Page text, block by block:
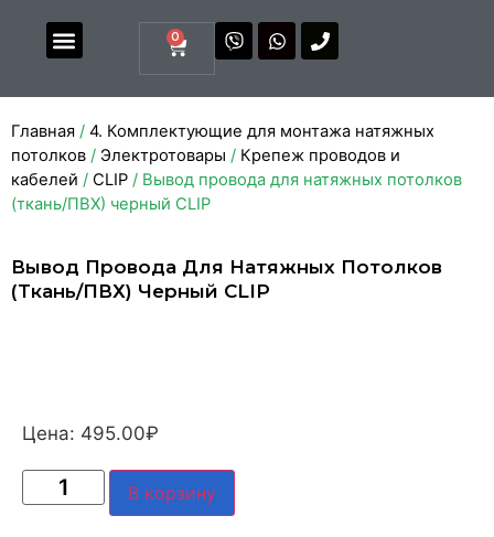
0
Главная / 4. Комплектующие для монтажа натяжных
потолков / Электротовары / Крепеж проводов и
кабелей / CLIP / Вывод провода для натяжных потолков
(ткань/ПВХ) черный CLIP
Вывод Провода Для Натяжных Потолков
(ткань/ПВХ) Черный CLIP
Цена: 495.00₽
В корзину